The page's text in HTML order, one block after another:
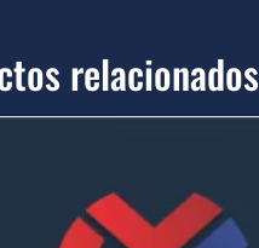
relacionados